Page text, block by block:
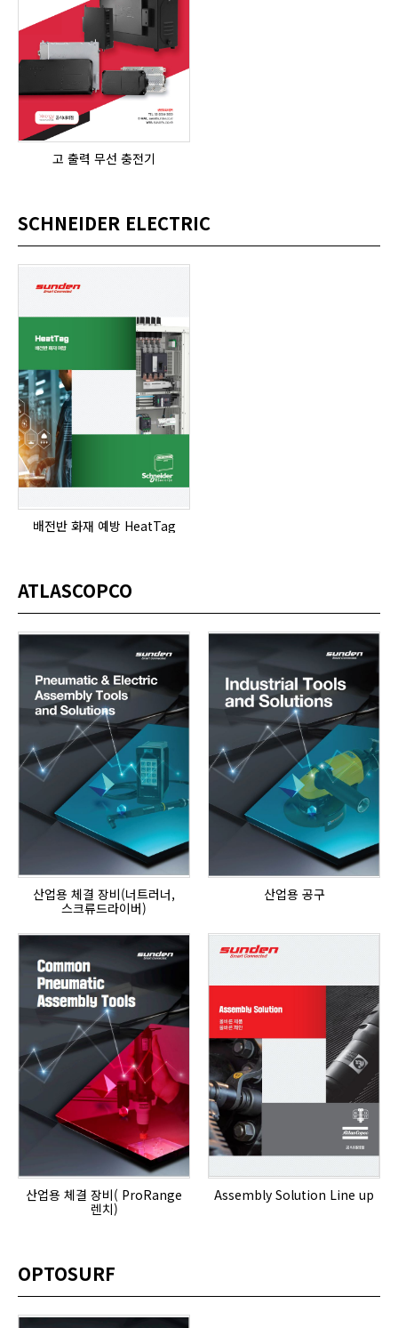
고 출력 무선 충전기
SCHNEIDER ELECTRIC
배전반 화재 예방 HeatTag
ATLASCOPCO
산업용 체결 장비(너트러너,
스크류드라이버)
산업용 공구
산업용 체결 장비( ProRange
렌치)
Assembly Solution Line up
OPTOSURF